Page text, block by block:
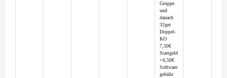
Gruppe
und
danach
32ger
Doppel-
KO
7,50€
Startgeld
+0,50€
Software
gebühr